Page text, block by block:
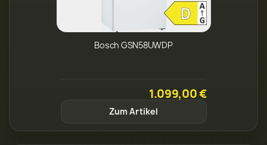
Bosch GSN58UWDP
1.099,00 €
Zum Artikel